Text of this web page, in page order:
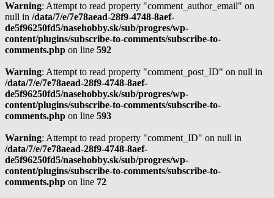
Warning: Attempt to read property "comment_author_email" on
null in /data/7/e/7e78aead-28f9-4748-8aef-
de5f96250fd5/nasehobby.sk/sub/progres/wp-
content/plugins/subscribe-to-comments/subscribe-to-
comments.php on line 592
Warning: Attempt to read property "comment_post_ID" on null in
/data/7/e/7e78aead-28f9-4748-8aef-
de5f96250fd5/nasehobby.sk/sub/progres/wp-
content/plugins/subscribe-to-comments/subscribe-to-
comments.php on line 593
Warning: Attempt to read property "comment_ID" on null in
/data/7/e/7e78aead-28f9-4748-8aef-
de5f96250fd5/nasehobby.sk/sub/progres/wp-
content/plugins/subscribe-to-comments/subscribe-to-
comments.php on line 72